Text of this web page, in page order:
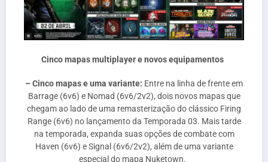
Cinco mapas multiplayer e novos equipamentos
– Cinco mapas e uma variante: Entre na linha de frente em
Barrage (6v6) e Nomad (6v6/2v2), dois novos mapas que
chegam ao lado de uma remasterização do clássico Firing
Range (6v6) no lançamento da Temporada 03. Mais tarde
na temporada, expanda suas opções de combate com
Haven (6v6) e Signal (6v6/2v2), além de uma variante
especial do mapa Nuketown.